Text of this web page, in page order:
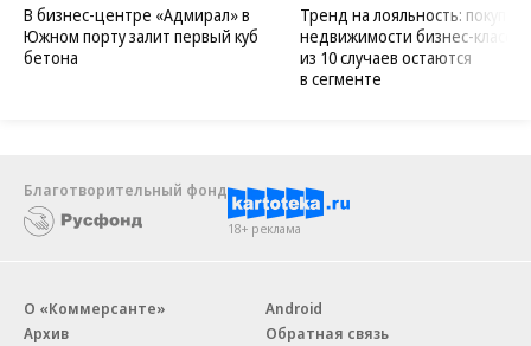
В бизнес-центре «Адмирал» в
Южном порту залит первый куб
бетона
Тренд на лояльность:
недвижимости бизнес-класса
из 10 случаев остаются
в сегменте
Благотворительный фонд
18+ реклама
О «Коммерсанте»
Архив
Android
Обратная связь